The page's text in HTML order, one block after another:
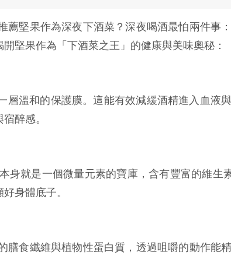
堅果作為深夜下酒菜？深夜喝酒最怕兩件事
堅果作為「下酒菜之王」的健康與美味奧秘：
溫和的保護膜。這能有效減緩酒精進入血液
醉感。
身就是一個微量元素的寶庫，含有豐富的維生
身體底子。
食纖維與植物性蛋白質，透過咀嚼的動作能